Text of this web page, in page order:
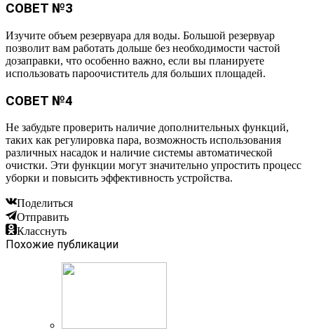
СОВЕТ №3
Изучите объем резервуара для воды. Большой резервуар
позволит вам работать дольше без необходимости частой
дозаправки, что особенно важно, если вы планируете
использовать пароочиститель для больших площадей.
СОВЕТ №4
Не забудьте проверить наличие дополнительных функций,
таких как регулировка пара, возможность использования
различных насадок и наличие системы автоматической
очистки. Эти функции могут значительно упростить процесс
уборки и повысить эффективность устройства.
Поделиться
Отправить
Класснуть
Похожие публикации